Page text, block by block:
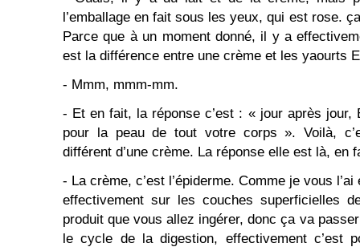
l’emballage en fait sous les yeux, qui est rose.
Parce que à un moment donné, il y a
est la différence entre une crème et les yaourts
- Mmm, mmm-mm.
- Et en fait, la réponse c’est : « jour après jour,
pour la peau de tout votre corps ». Voilà,
différent d’une crème. La réponse elle est là, en
- La crème, c’est l’épiderme. Comme je vous
effectivement sur les couches superficielles
produit que vous allez ingérer, donc ça va
le cycle de la digestion, effectivement c’est